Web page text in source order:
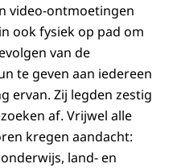
video-ontmoetingen
ook fysiek op pad om
van de
te geven aan iedereen
ervan. Zij legden zestig
af. Vrijwel alle
kregen aandacht:
land- en